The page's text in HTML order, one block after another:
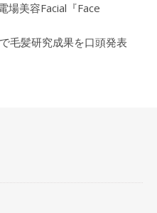
場美容Facial『Face
毛髪研究成果を口頭発表